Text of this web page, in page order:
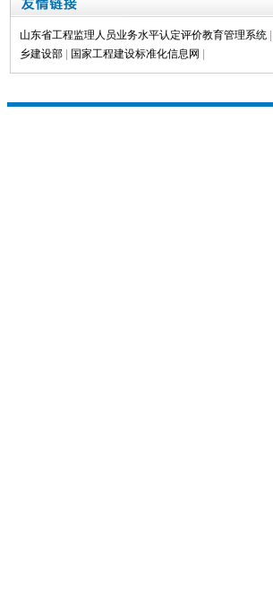
山东省工程监理人员业务水平认定评价教育管理系统
乡建设部
国家工程建设标准化信息网